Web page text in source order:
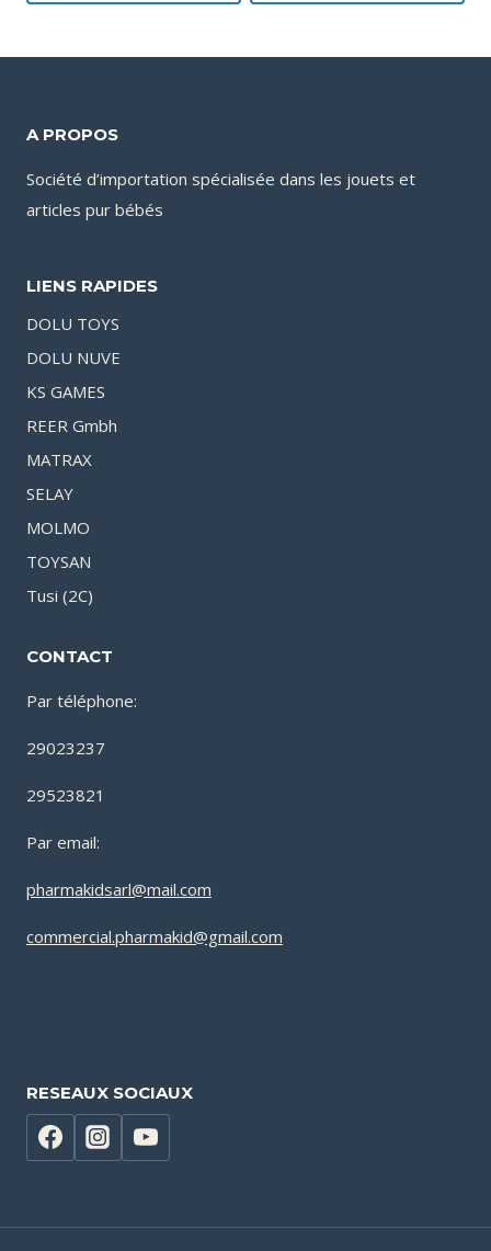
A PROPOS
Société d’importation spécialisée dans les jouets et
articles pur bébés
LIENS RAPIDES
DOLU TOYS
DOLU NUVE
KS GAMES
REER Gmbh
MATRAX
SELAY
MOLMO
TOYSAN
Tusi (2C)
CONTACT
Par téléphone:
29023237
29523821
Par email:
pharmakidsarl@mail.com
commercial.pharmakid@gmail.com
RESEAUX SOCIAUX